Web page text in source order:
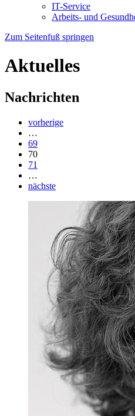
IT-Service
Arbeits- und
Zum Seitenfuß springen
Aktuelles
Nachrichten
vorherige
…
69
70
71
…
nächste